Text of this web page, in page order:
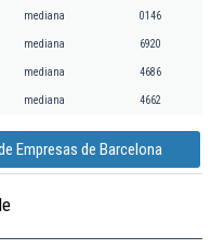
mediana 0146
mediana 6920
mediana 4686
mediana 4662
Empresas de Barcelona